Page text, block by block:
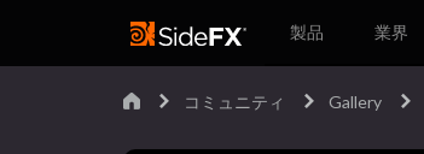
製品 業界
コミュニティ Gallery